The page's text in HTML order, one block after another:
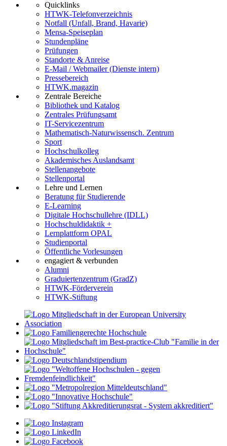
Quicklinks
HTWK-Telefonverzeichnis
Notfall (Unfall, Brand, Havarie)
Mensa-Speiseplan
Stundenpläne
Prüfungen
Standorte & Anreise
E-Mail / Webmailer (Dienste intern)
Pressebereich
HTWK.magazin
Zentrale Bereiche
Bibliothek und Katalog
Zentrales Prüfungsamt
IT-Servicezentrum
Mathematisch-Naturwissensch. Zentrum
Sport
Hochschulkolleg
Akademisches Auslandsamt
Stellenangebote
Stellenportal
Lehre und Lernen
Beratung für Studierende
E-Learning
Digitale Hochschullehre (IDLL)
Hochschuldidaktik +
Lernplattform OPAL
Studienportal
Öffentliche Vorlesungen
engagiert & verbunden
Alumni
Graduiertenzentrum (GradZ)
HTWK-Förderverein
HTWK-Stiftung